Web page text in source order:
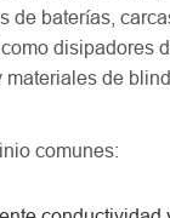
de baterías,
disipadores
materiales de
comunes: